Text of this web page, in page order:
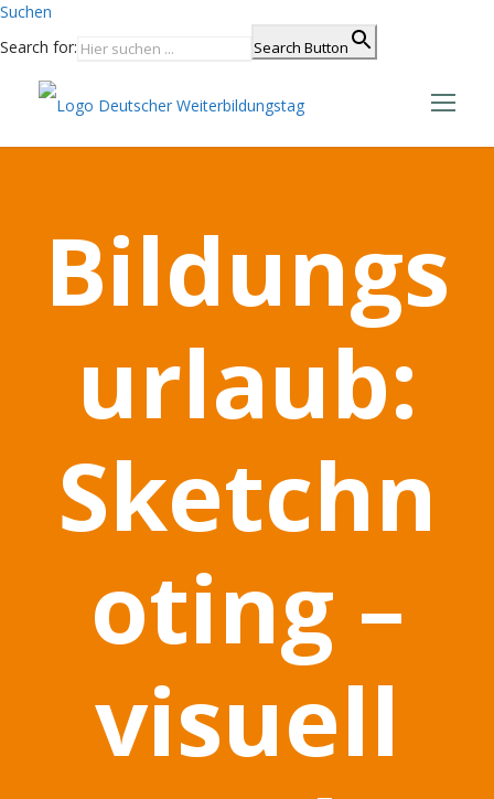
Suchen
Search for:
Search Button
Bildungs
urlaub:
Sketchn
oting –
visuell